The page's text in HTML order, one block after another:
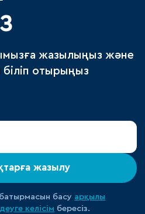
жазылыңыз және
біліп отырыңыз
жазылу
басу арқылы
келісім бересіз.